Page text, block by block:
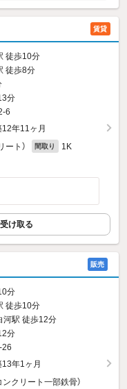
賃貸
徒歩10分
徒歩8分
分
6
12年11ヶ月
ート） 間取り 1K
け取る
販売
分
徒歩10分
河駅 徒歩12分
分
26
13年1ヶ月
ンクリート一部鉄骨）